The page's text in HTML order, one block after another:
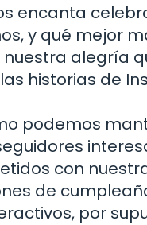
encanta
y qué mejor
alegría
historias de
podemos
con
de
por